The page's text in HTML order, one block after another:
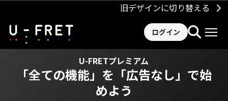
旧デザインに切り替える
ログイン
U-FRETプレミアム
「全ての機能」を 「広告なし」で始
めよう